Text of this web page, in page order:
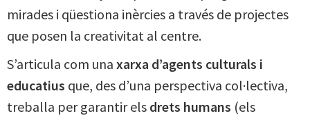
mirades i qüestiona inèrcies a través de projectes
que posen la creativitat al centre.
S’articula com una xarxa d’agents culturals i
educatius que, des d’una perspectiva col·lectiva,
treballa per garantir els drets humans (els